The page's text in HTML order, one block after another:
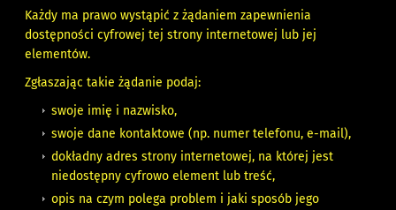
Każdy ma prawo wystąpić z żądaniem zapewnienia
dostępności cyfrowej tej strony internetowej lub jej
elementów.
Zgłaszając takie żądanie podaj:
swoje imię i nazwisko,
swoje dane kontaktowe (np. numer telefonu, e-mail),
dokładny adres strony internetowej, na której jest
niedostępny cyfrowo element lub treść,
opis na czym polega problem i jaki sposób jego